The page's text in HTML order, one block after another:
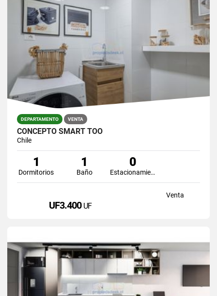
DEPARTAMENTO VENTA
CONCEPTO SMART TOO
Chile
1
Dormitorios
1
Baño
0
Estacionamiento
Venta
UF3.400 UF